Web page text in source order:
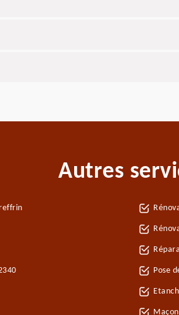
Autres
Pose